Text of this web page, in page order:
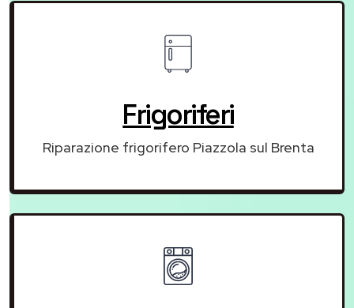
Frigoriferi
Riparazione frigorifero Piazzola sul Brenta